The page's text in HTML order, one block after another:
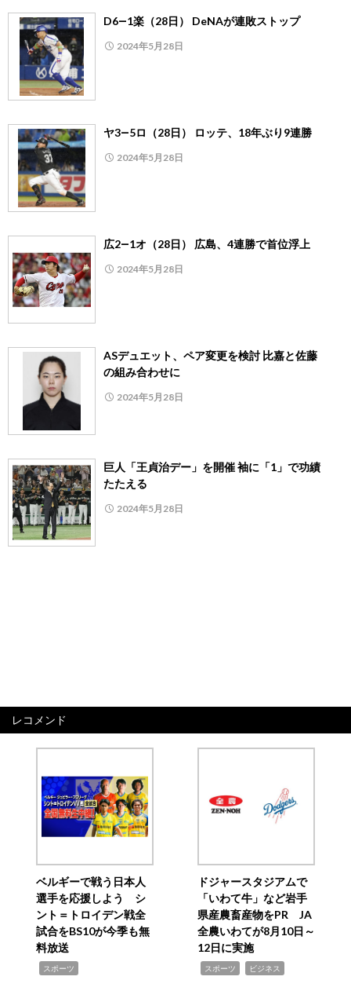
D6―1楽（28日） DeNAが連敗ストップ
2024年5月28日
ヤ3―5ロ（28日） ロッテ、18年ぶり9連勝
2024年5月28日
広2―1オ（28日） 広島、4連勝で首位浮上
2024年5月28日
ASデュエット、ペア変更を検討 比嘉と佐藤
の組み合わせに
2024年5月28日
巨人「王貞治デー」を開催 袖に「1」で功績
たたえる
2024年5月28日
レコメンド
ベルギーで戦う日本人
選手を応援しよう シ
ント＝トロイデン戦全
試合をBS10が今季も無
料放送
スポーツ
ドジャースタジアムで
「いわて牛」など岩手
県産農畜産物をPR JA
全農いわてが8月10日～
12日に実施
スポーツ ビジネス